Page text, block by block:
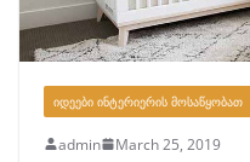
ᲘᲓᲔᲔᲑᲘ ᲘᲜᲢᲔᲠᲘᲔᲠᲘᲡ ᲛᲝᲡᲐᲬᲧᲝᲑᲐᲗ
admin
March 25, 2019